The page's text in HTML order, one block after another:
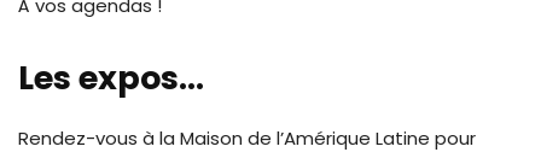
À vos agendas !
Les expos…
Rendez-vous à la Maison de l’Amérique Latine pour